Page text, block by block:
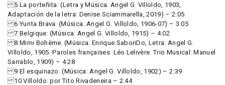
5 La porteñita: (Letra y Música: Angel G. Villoldo, 1903,
Adaptación de la letra: Denise Sciammarella, 2019) – 2:05
6 Yunta Brava: (Música: Angel G. Villoldo, 1906-07) – 3:05
7 Belgique: (Música: Angel G. Villoldo, 1915) – 4:02
8 Mimi Bohème: (Música: Enrique SaboriDo, Letra: Angel G.
Villoldo, 1905. Paroles françaises: Léo Lelivère. Trio Musical: Manuel
Sarrablo, 1909) – 4:28
9 El esquinazo: (Música: Angel G. Villoldo, 1902) – 2:39
10 Villoldo: por Tito Rivadeneira – 2:44